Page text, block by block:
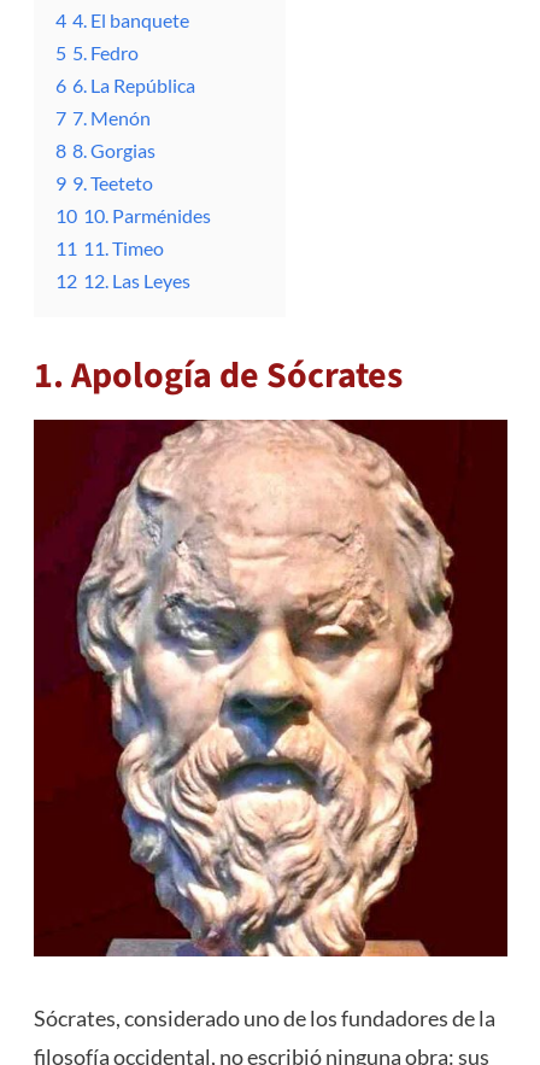
4 4. El banquete
5 5. Fedro
6 6. La República
7 7. Menón
8 8. Gorgias
9 9. Teeteto
10 10. Parménides
11 11. Timeo
12 12. Las Leyes
1. Apología de Sócrates
Sócrates, considerado uno de los fundadores de la
filosofía occidental, no escribió ninguna obra: sus